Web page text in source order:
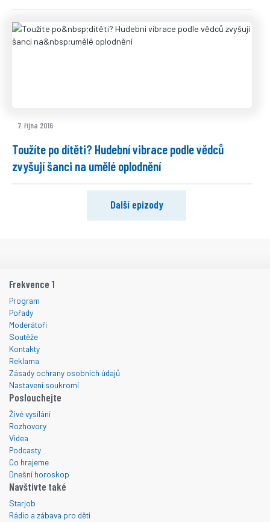
7. října 2016
Toužíte po dítěti? Hudební vibrace podle vědců
zvyšují šanci na umělé oplodnění
Další epizody
Frekvence 1
Program
Pořady
Moderátoři
Soutěže
Kontakty
Reklama
Zásady ochrany osobních údajů
Nastavení soukromí
Poslouchejte
Živé vysílání
Rozhovory
Videa
Podcasty
Co hrajeme
Dnešní horoskop
Navštivte také
Starjob
Rádio a zábava pro děti